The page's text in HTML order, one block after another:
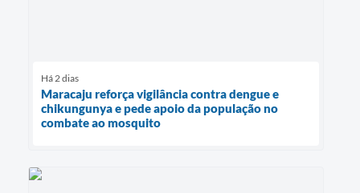
Há 2 dias
Maracaju reforça vigilância contra dengue e
chikungunya e pede apoio da população no
combate ao mosquito